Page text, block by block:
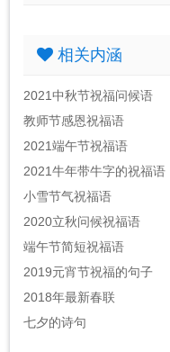
相关内涵
2021中秋节祝福问候语
教师节感恩祝福语
2021端午节祝福语
2021牛年带牛字的祝福语
小雪节气祝福语
2020立秋问候祝福语
端午节简短祝福语
2019元宵节祝福的句子
2018年最新春联
七夕的诗句